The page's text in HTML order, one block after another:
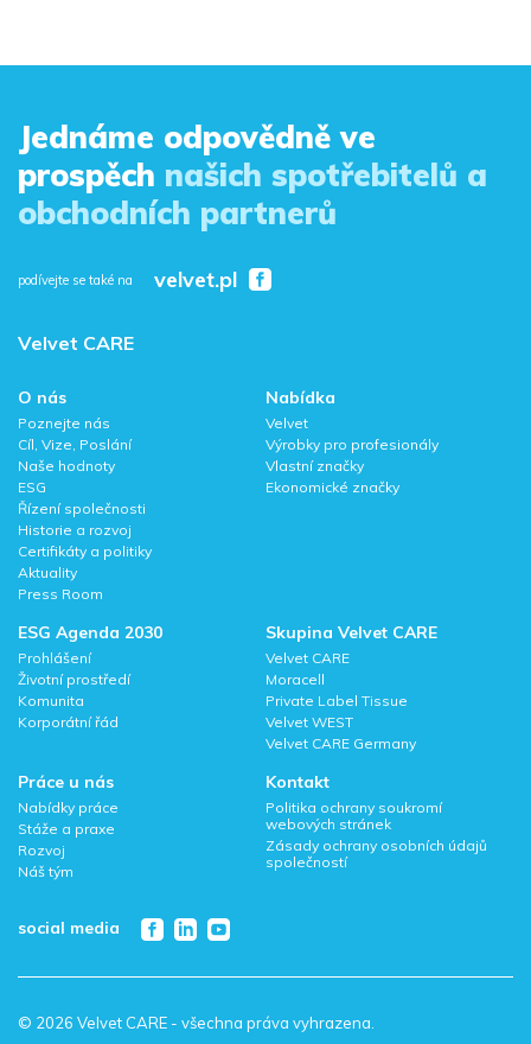
Jednáme odpovědně ve
prospěch našich spotřebitelů a
obchodních partnerů
podívejte se také na velvet.pl
Velvet CARE
O nás
Poznejte nás
Cíl, Vize, Poslání
Naše hodnoty
ESG
Řízení společnosti
Historie a rozvoj
Certifikáty a politiky
Aktuality
Press Room
Nabídka
Velvet
Výrobky pro profesionály
Vlastní značky
Ekonomické značky
ESG Agenda 2030
Prohlášení
Životní prostředí
Komunita
Korporátní řád
Skupina Velvet CARE
Velvet CARE
Moracell
Private Label Tissue
Velvet WEST
Velvet CARE Germany
Práce u nás
Nabídky práce
Stáže a praxe
Rozvoj
Náš tým
Kontakt
Politika ochrany soukromí
webových stránek
Zásady ochrany osobních údajů
společností
social media
© 2026 Velvet CARE - všechna práva vyhrazena.